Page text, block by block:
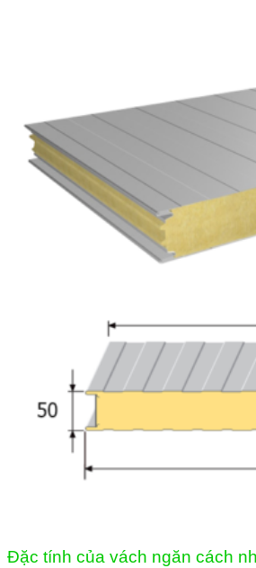
Đặc tính của vách ngăn cách